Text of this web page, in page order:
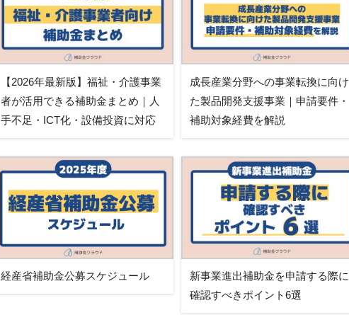
【2026年最新版】福祉・介護事業
者が活用できる補助金まとめ｜人
手不足・ICT化・設備投資に対応
成長産業分野への事業転換に向け
た製品開発支援事業｜申請要件・
補助対象経費を解説
経産省補助金公募スケジュール
新事業進出補助金を申請する際に
確認すべきポイント6選